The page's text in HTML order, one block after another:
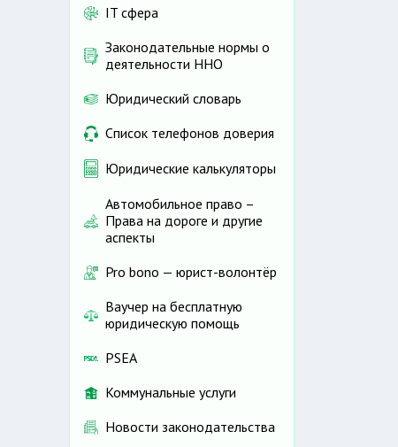
IT сфера
Законодательные нормы о
деятельности ННО
Юридический словарь
Список телефонов доверия
Юридические калькуляторы
Автомобильное право –
Права на дороге и другие
аспекты
Pro bono — юрист-волонтёр
Ваучер на бесплатную
юридическую помощь
PSEA
Коммунальные услуги
Новости законодательства